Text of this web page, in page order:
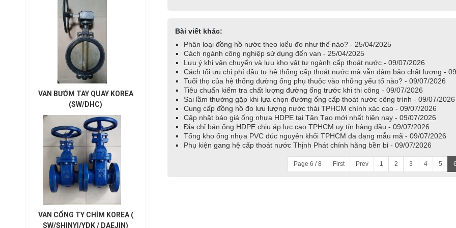
VAN BƯỚM TAY QUAY KOREA
(SW/DHC)
VAN CỔNG TY CHÌM KOREA (
SW/SHINYI/YDK / DAEJIN)
Bài viết khác:
Phân loại đồng hồ nước theo kiểu đo như thế nào? - 25/04/2025
Cách ngành công nghiệp sử dụng đến van - 25/04/2025
Lưu ý khi vận chuyển và lưu kho vật tư ngành cấp thoát nước - 09/07/2026
Cách tối ưu chi phí đầu tư hệ thống cấp thoát nước mà vẫn đảm bảo chất lượng -
Tuổi thọ của hệ thống đường ống phụ thuộc vào những yếu tố nào? - 09/07/2026
Tiêu chuẩn kiểm tra chất lượng đường ống trước khi thi công - 09/07/2026
Sai lầm thường gặp khi lựa chọn đường ống cấp thoát nước công trình - 09/07/2026
Cung cấp đồng hồ đo lưu lượng nước thải TPHCM chính xác cao - 09/07/2026
Cập nhật báo giá ống nhựa HDPE tại Tân Tạo mới nhất hiện nay - 09/07/2026
Địa chỉ bán ống HDPE chịu áp lực cao TPHCM uy tín hàng đầu - 09/07/2026
Tổng kho ống nhựa PVC đúc nguyên khối TPHCM đa dạng mẫu mã - 09/07/2026
Phụ kiện gang hệ cấp thoát nước Thịnh Phát chính hãng bền bỉ - 09/07/2026
Page 6 / 8 First Prev 1 2 3 4 5 6